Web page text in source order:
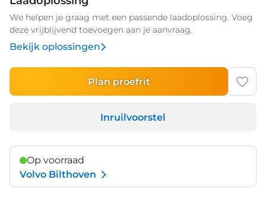
We helpen je graag met een passende laadoplossing. Voeg
deze vrijblijvend toevoegen aan je aanvraag.
Bekijk oplossingen
Plan proefrit
Inruilvoorstel
Op voorraad
Volvo Bilthoven